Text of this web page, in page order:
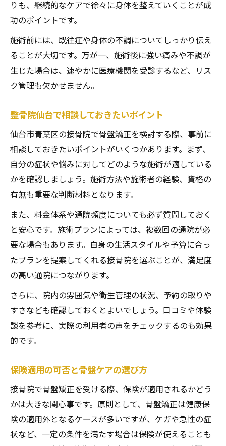
りも、継続的なケアで徐々に身体を整えていくことが成
功のポイントです。
施術前には、既往症や身体の不調についてしっかり伝え
ることが大切です。万が一、施術後に強い痛みや不調が
生じた場合は、速やかに医療機関を受診するなど、リス
ク管理も欠かせません。
整骨院仙台で相談しておきたいポイント
仙台市青葉区の接骨院で骨盤矯正を検討する際、事前に
相談しておきたいポイントがいくつかあります。まず、
自分の症状や悩みに対してどのような施術が適している
かを確認しましょう。施術方法や施術者の経験、資格の
有無も重要な判断材料となります。
また、料金体系や通院頻度についても必ず質問しておく
と安心です。施術プランによっては、複数回の通院が必
要な場合もあります。自身の生活スタイルや予算に合っ
たプランを提案してくれる接骨院を選ぶことが、満足度
の高い通院につながります。
さらに、院内の雰囲気や衛生管理の状況、予約の取りや
すさなども確認しておくとよいでしょう。口コミや体験
談を参考に、実際の利用者の声をチェックするのも効果
的です。
保険適用の可否と骨盤ケアの選び方
接骨院で骨盤矯正を受ける際、保険が適用されるかどう
かは大きな関心事です。原則として、骨盤矯正は健康保
険の適用外となるケースが多いですが、ケガや急性の症
状など、一定の条件を満たす場合は保険が使えることも